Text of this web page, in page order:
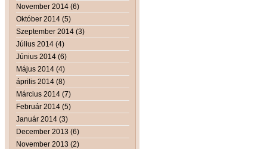
November 2014 (6)
Október 2014 (5)
Szeptember 2014 (3)
Július 2014 (4)
Június 2014 (6)
Május 2014 (4)
április 2014 (8)
Március 2014 (7)
Február 2014 (5)
Január 2014 (3)
December 2013 (6)
November 2013 (2)